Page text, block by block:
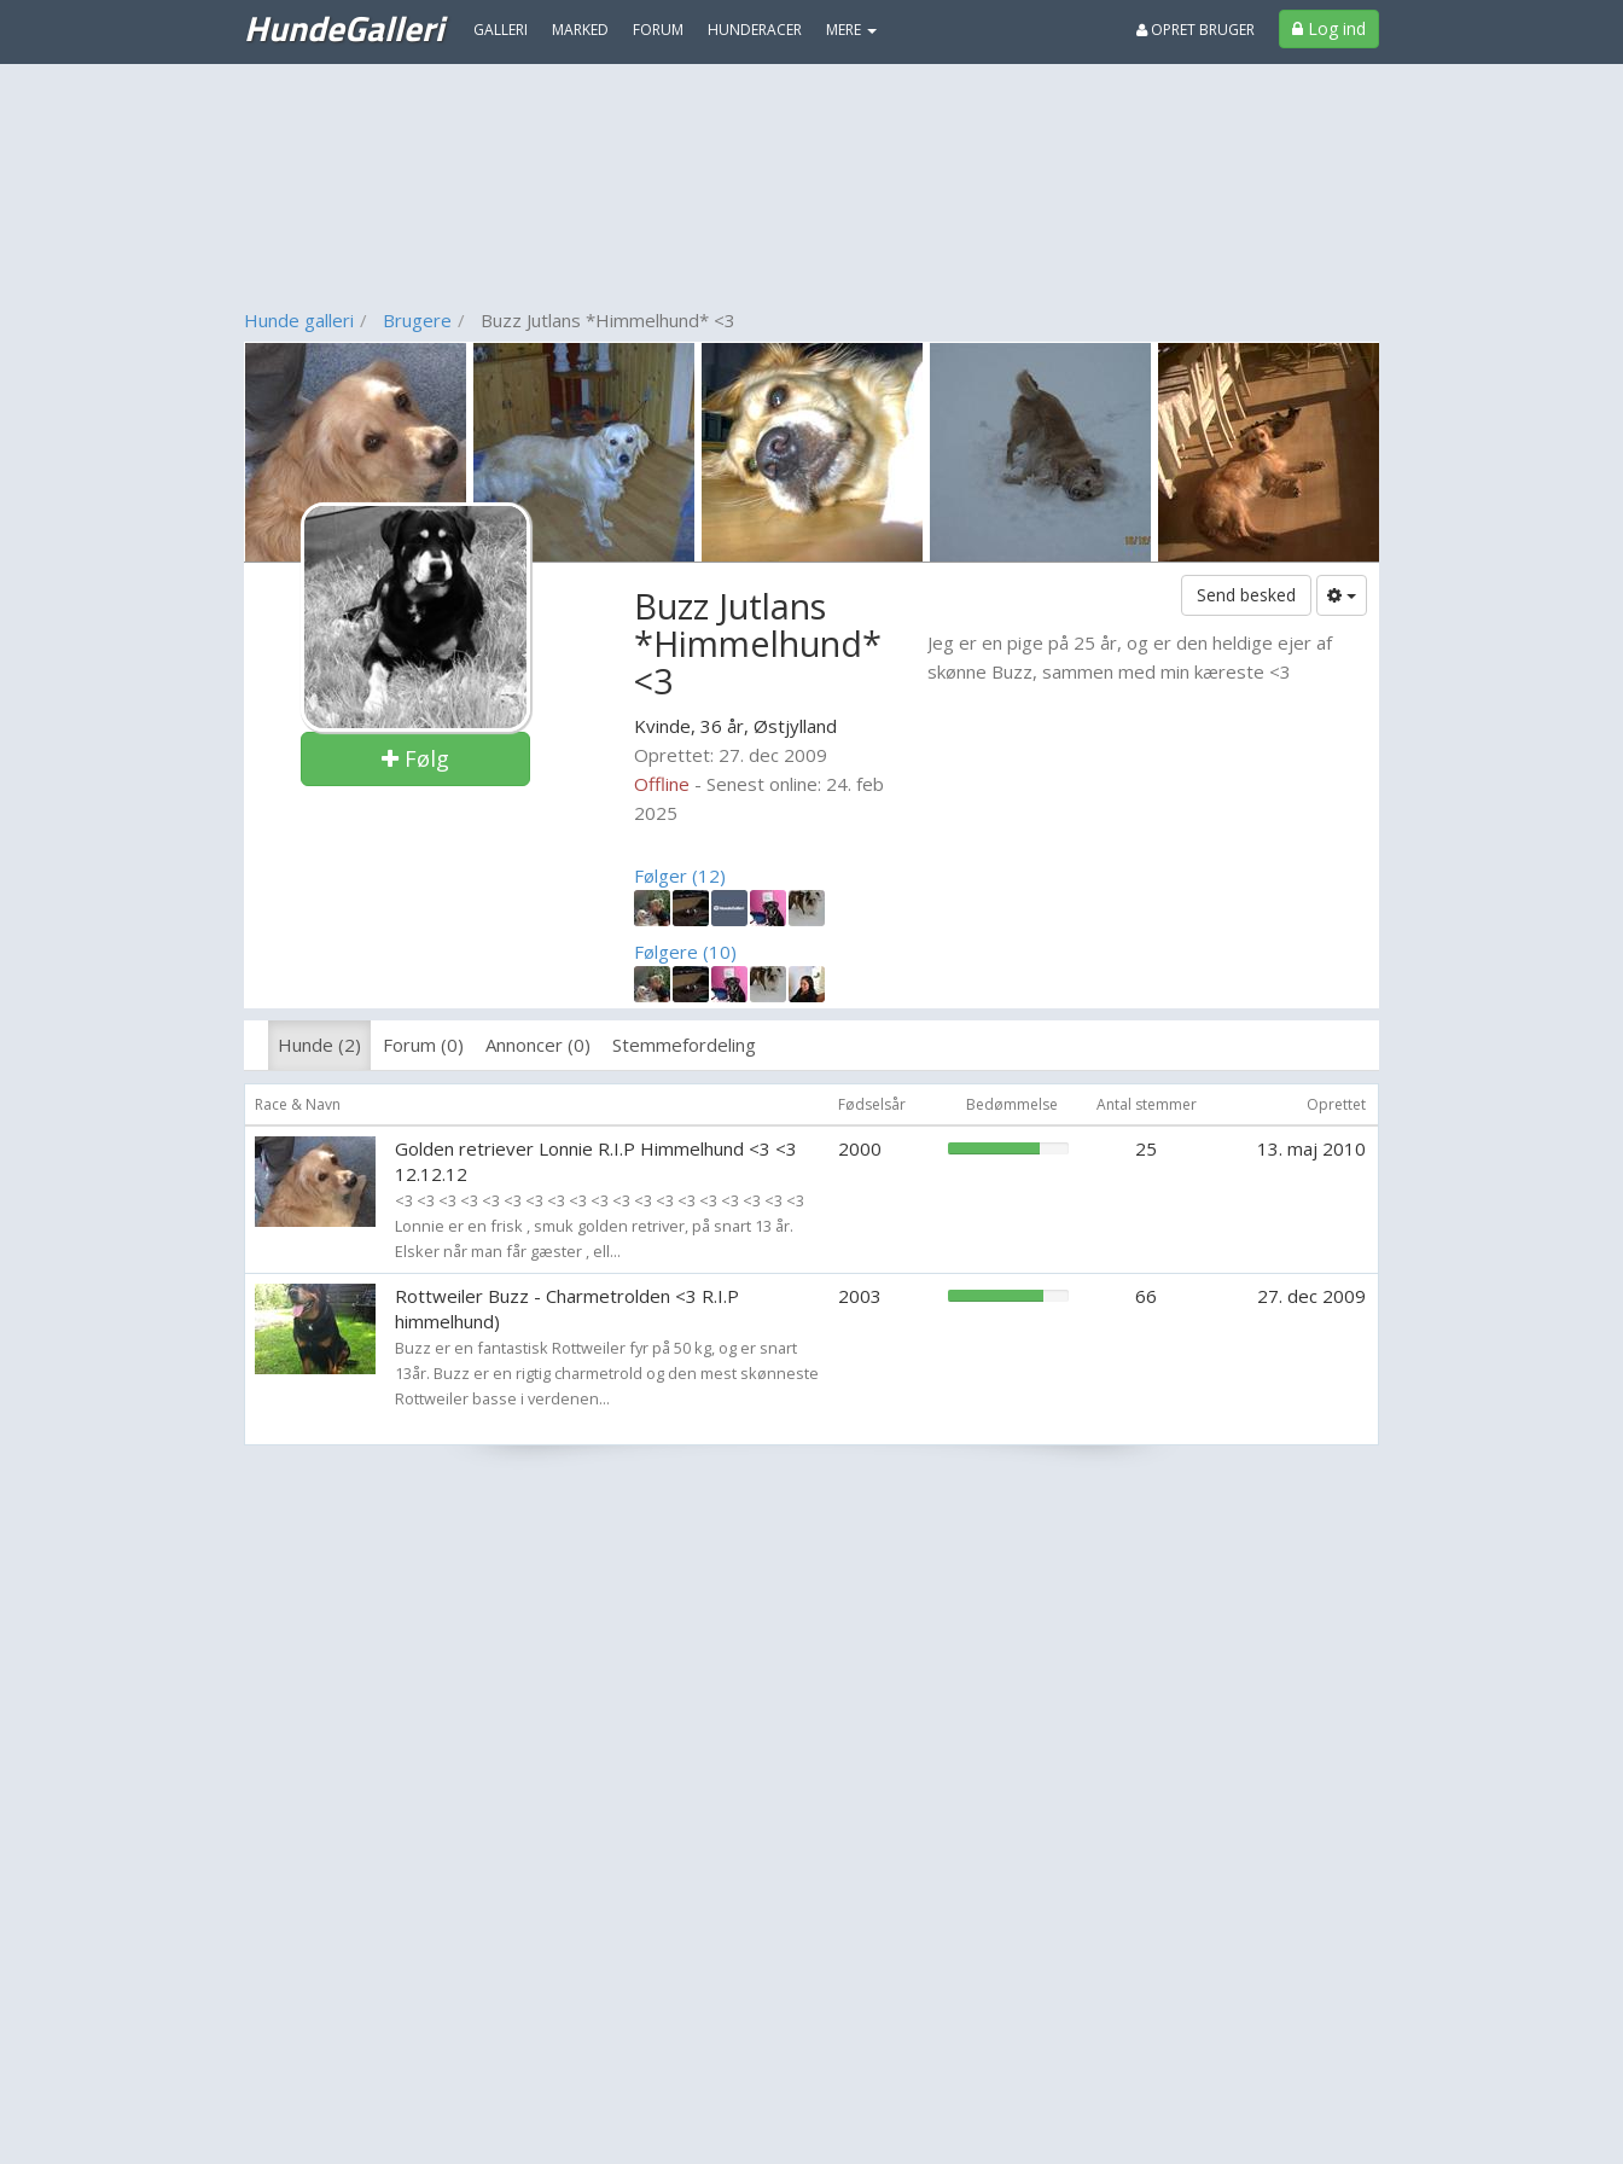
HundeGalleri GALLERI MARKED FORUM HUNDERACER MERE Log ind
OPRET BRUGER
Hunde galleri Brugere Buzz Jutlans *Himmelhund* <3
Følg
Buzz Jutlans
*Himmelhund*
<3
Kvinde, 36 år,Østjylland
Oprettet: 27. dec 2009
Offline - Senest online: 24. feb
2025
Følger (12)
Følgere (10)
Send besked
Jeg er en pige på 25 år, og er den heldige ejer af
skønne Buzz, sammen med min kæreste <3
Hunde (2) Forum (0) Annoncer (0) Stemmefordeling
Race & Navn Fødselsår Bedømmelse Antal stemmer Oprettet
Golden retriever Lonnie R.I.P Himmelhund <3 <3
12.12.12
<3 <3 <3 <3 <3 <3 <3 <3 <3 <3 <3 <3 <3 <3 <3 <3 <3 <3 <3
Lonnie er en frisk , smuk golden retriver, på snart 13 år.
Elsker når man får gæster , ell...
2000 25 13. maj 2010
Rottweiler Buzz - Charmetrolden <3 R.I.P
himmelhund)
Buzz er en fantastisk Rottweiler fyr på 50 kg, og er snart
13år. Buzz er en rigtig charmetrold og den mest skønneste
Rottweiler basse i verdenen...
2003 66 27. dec 2009